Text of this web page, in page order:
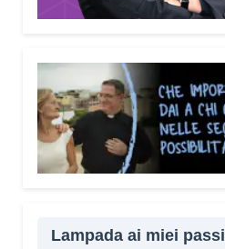
Lampada ai miei passi